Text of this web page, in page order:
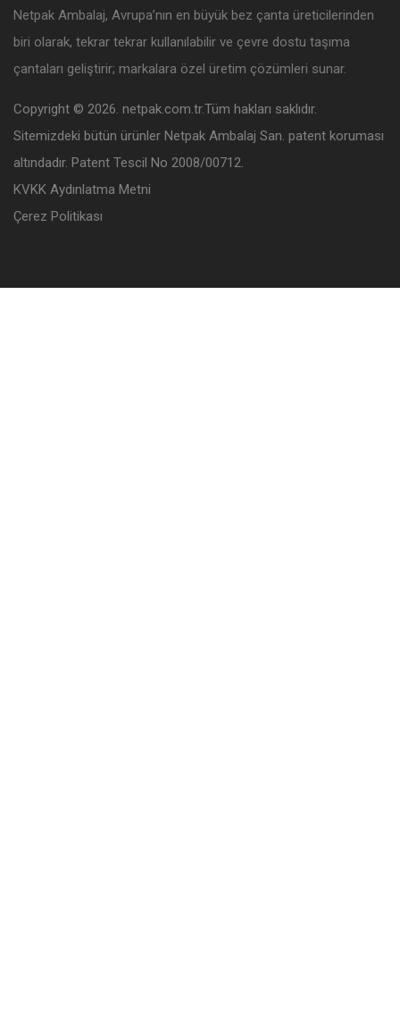
Netpak Ambalaj, Avrupa’nın en büyük bez çanta üreticilerinden
biri olarak, tekrar tekrar kullanılabilir ve çevre dostu taşıma
çantaları geliştirir; markalara özel üretim çözümleri sunar.
Copyright © 2026. netpak.com.tr.Tüm hakları saklıdır.
Sitemizdeki bütün ürünler Netpak Ambalaj San. patent koruması
altındadır. Patent Tescil No 2008/00712.
KVKK Aydınlatma Metni
Çerez Politikası